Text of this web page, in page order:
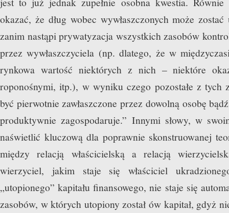
okazać, że dług wobec wywłaszczonych może
zanim nastąpi prywatyzacja wszystkich zasobów
przez wywłaszczyciela (np. dlatego, że w
rynkowa wartość niektórych z nich – niektóre
roponośnymi, itp.), w wyniku czego pozostałe z tych
być pierwotnie zawłaszczone przez dowolną osobę
produktywnie zagospodaruje.” Innymi słowy, w
naświetlić kluczową dla poprawnie skonstruowanej
między relacją właścicielską a relacją
wierzyciel, jakim staje się właściciel
„utopionego” kapitału finansowego, nie staje się
zasobów, w których utopiony został ów kapitał, gdyż